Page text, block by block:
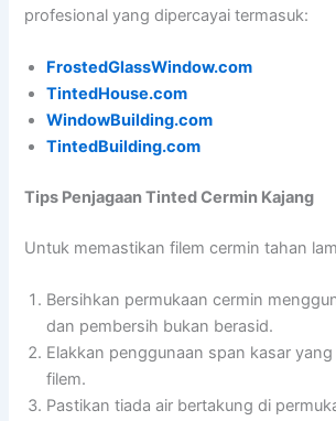
profesional yang dipercayai termasuk:
FrostedGlassWindow.com
TintedHouse.com
WindowBuilding.com
TintedBuilding.com
Tips Penjagaan Tinted Cermin Kajang
Untuk memastikan filem cermin tahan
Bersihkan permukaan cermin
dan pembersih bukan berasid.
Elakkan penggunaan span kasar
filem.
Pastikan tiada air bertakung di